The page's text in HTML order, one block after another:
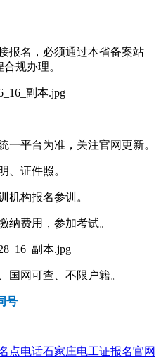
报名，必须通过本省备案站
规办理。
一平台为准，关注官网更新。
、证件照。
机构报名参训。
纳费用，参加考试。
国网可查、不限户籍。
号
点电话石家庄电工证报名官网